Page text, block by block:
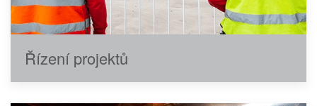
Řízení projektů